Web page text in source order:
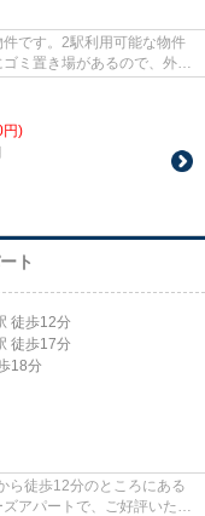
です。2駅利用可能な物件
ミ置き場があるので、外部
円)
ト
徒歩12分
徒歩17分
18分
ら徒歩12分のところにある
アパートで、ご好評いただ